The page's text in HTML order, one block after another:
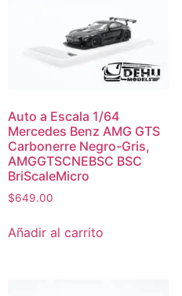
Auto a Escala 1/64
Mercedes Benz AMG GTS
Carbonerre Negro-Gris,
AMGGTSCNEBSC BSC
BriScaleMicro
$649.00
Añadir al carrito